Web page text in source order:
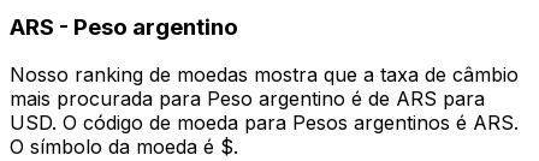
ARS - Peso argentino
Nosso ranking de moedas mostra que a taxa de câmbio
mais procurada para Peso argentino é de ARS para
USD. O código de moeda para Pesos argentinos é ARS.
O símbolo da moeda é $.